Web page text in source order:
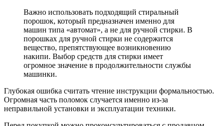
Важно использовать подходящий стиральный
порошок, который предназначен именно для
машин типа «автомат», а не для ручной стирки. В
порошках для ручной стирки не содержится
вещество, препятствующее возникновению
накипи. Выбор средств для стирки имеет
огромное значение в продолжительности службы
машинки.
Глубокая ошибка считать чтение инструкции формальностью.
Огромная часть поломок случается именно из-за
неправильной установки и эксплуатации техники.